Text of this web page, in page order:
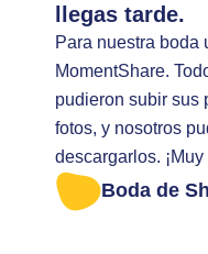
llegas tarde.
Para nuestra boda
MomentShare.
pudieron subir sus
fotos, y nosotros
descargarlos. ¡Muy recomendable!
Llegué tarde para
las fotos. Me
Boda de